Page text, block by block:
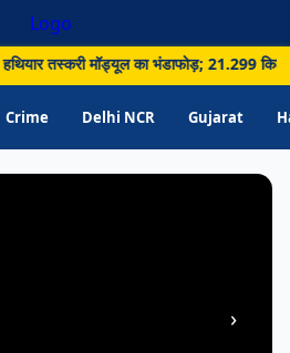
तस्करी मॉड्यूल का भंडाफोड़; 21.299
Crime Delhi NCR Gujarat
›